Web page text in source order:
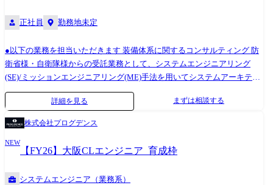
正社員 勤務地未定
●以下の業務を担当いただきます 装備体系に関するコンサルティング 防
衛省様・自衛隊様からの受託業務として、システムエンジニアリング
(SE)/ミッションエンジニアリング(ME)手法を用いてシステムアーキテク
チャの分析、装備体系に関するコンサルティングを行います。 業務の具
体例 ME手法を用いた装備体系の見直しの支援 装備品開発における
SE/ME手法の適用に関するコンサルティング
詳細を見る まずは相談する
株式会社プログデンス
NEW
【FY26】大阪CLエンジニア_育成枠
システムエンジニア（業務系）